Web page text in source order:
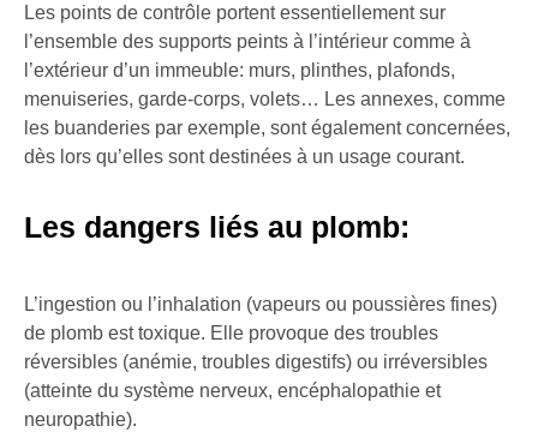
Les points de contrôle portent essentiellement sur
l’ensemble des supports peints à l’intérieur comme à
l’extérieur d’un immeuble: murs, plinthes, plafonds,
menuiseries, garde-corps, volets… Les annexes, comme
les buanderies par exemple, sont également concernées,
dès lors qu’elles sont destinées à un usage courant.
Les dangers liés au plomb:
L’ingestion ou l’inhalation (vapeurs ou poussières fines)
de plomb est toxique. Elle provoque des troubles
réversibles (anémie, troubles digestifs) ou irréversibles
(atteinte du système nerveux, encéphalopathie et
neuropathie).